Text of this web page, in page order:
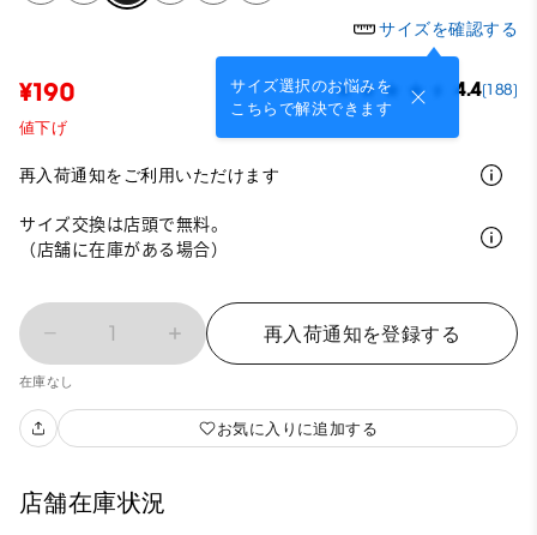
サイズを確認する
サイズ選択のお悩みを
こちらで解決できます
¥190 4.4(188)
値下げ
再入荷通知をご利用いただけます
サイズ交換は店頭で無料。
（店舗に在庫がある場合）
1 再入荷通知を登録する
在庫なし
お気に入りに追加する
店舗在庫状況